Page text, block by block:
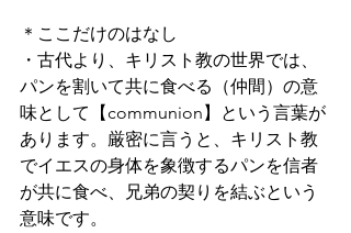
＊ここだけのはなし
・古代より、キリスト教の世界では、
パンを割いて共に食べる（仲間）の意
味として【communion】という言葉が
あります。厳密に言うと、キリスト教
でイエスの身体を象徴するパンを信者
が共に食べ、兄弟の契りを結ぶという
意味です。